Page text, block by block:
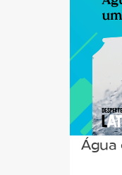
Água